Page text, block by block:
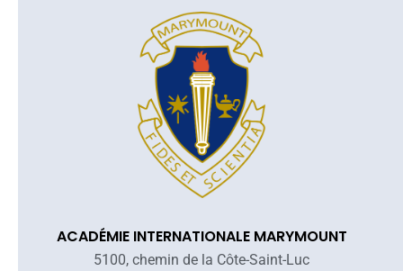
ACADÉMIE INTERNATIONALE MARYMOUNT
5100, chemin de la Côte-Saint-Luc